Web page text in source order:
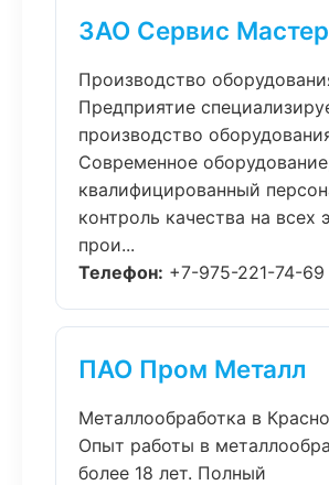
ЗАО Сервис Мастер
Производство
Предприятие
производство
Современное
квалифицированный
контроль качества на всех
прои...
Телефон: +7-975-221-74-69
ПАО Пром Металл
Металлообработка в
Опыт работы в
более 18 лет. Полный